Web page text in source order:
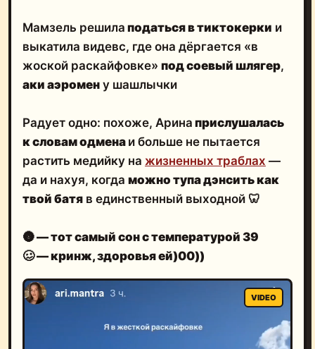
Мамзель решила податься в тиктокерки и
выкатила видевс, где она дёргается «в
жоской раскайфовке» под соевый шлягер,
аки аэромен у шашлычки
Радует одно: похоже, Арина прислушалась
к словам одмена и больше не пытается
растить медийку на жизненных траблах —
да и нахуя, когда можно тупа дэнсить как
твой батя в единственный выходной 🦷
🌚— тот самый сон с температурой 39
🥴— кринж, здоровья ей)00))